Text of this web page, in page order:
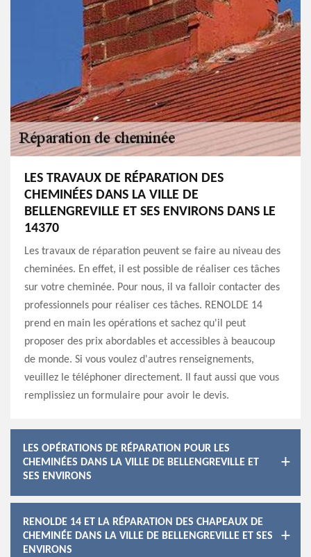
LES TRAVAUX DE RÉPARATION DES
CHEMINÉES DANS LA VILLE DE
BELLENGREVILLE ET SES ENVIRONS DANS LE
14370
Les travaux de réparation peuvent se faire au niveau des
cheminées. En effet, il est possible de réaliser ces tâches
sur votre cheminée. Pour nous, il va falloir contacter des
professionnels pour réaliser ces tâches. RENOLDE 14
prend en main les opérations et sachez qu'il peut
proposer des prix abordables et accessibles à beaucoup
de monde. Si vous voulez d'autres renseignements,
veuillez le téléphoner directement. Il faut aussi que vous
remplissiez un formulaire pour avoir le devis.
LES OPÉRATIONS DE RÉPARATION POUR LES
CHEMINÉES DANS LA VILLE DE BELLENGREVILLE ET
SES ENVIRONS
RENOLDE 14 ET LA RÉPARATION DES CHAPEAUX DE
CHEMINÉE DANS LA VILLE DE BELLENGREVILLE ET SES
ENVIRONS